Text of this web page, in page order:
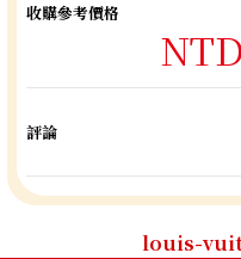
收購參考價格
評論
louis-